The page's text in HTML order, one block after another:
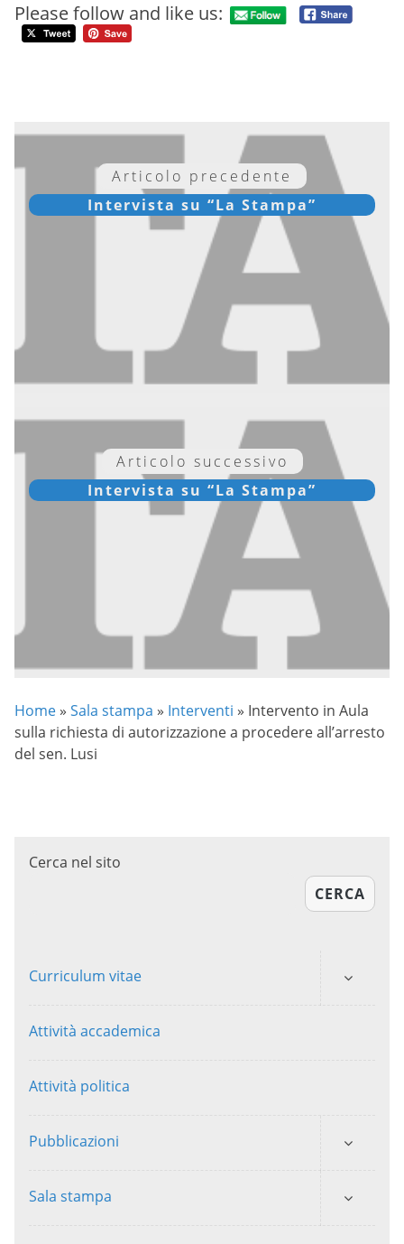
Please follow and like us:
Articolo precedente
Intervista su “La Stampa”
Articolo successivo
Intervista su “La Stampa”
Home » Sala stampa » Interventi » Intervento in Aula
sulla richiesta di autorizzazione a procedere all’arresto
del sen. Lusi
Cerca nel sito
CERCA
Curriculum vitae
Attività accademica
Attività politica
Pubblicazioni
Sala stampa